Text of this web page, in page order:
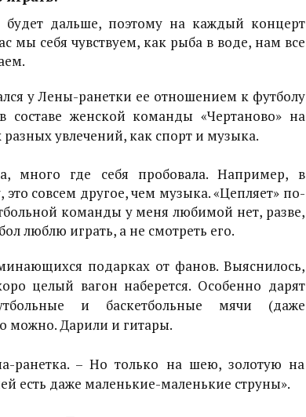
дальше, поэтому на каждый концерт
мы себя чувствуем, как рыба в воде, нам все
у Лены-ранетки ее отношением к футболу
составе женской команды «Чертаново» на
увлечений, как спорт и музыка.
много где себя пробовала. Например, в
совсем другое, чем музыка. «Цепляет» по-
команды у меня любимой нет, разве,
люблю играть, а не смотреть его.
подарках от фанов. Выяснилось,
целый вагон наберется. Особенно дарят
и баскетбольные мячи (даже
можно. Дарили и гитары.
ранетка. – Но только на шею, золотую на
есть даже маленькие-маленькие струны».